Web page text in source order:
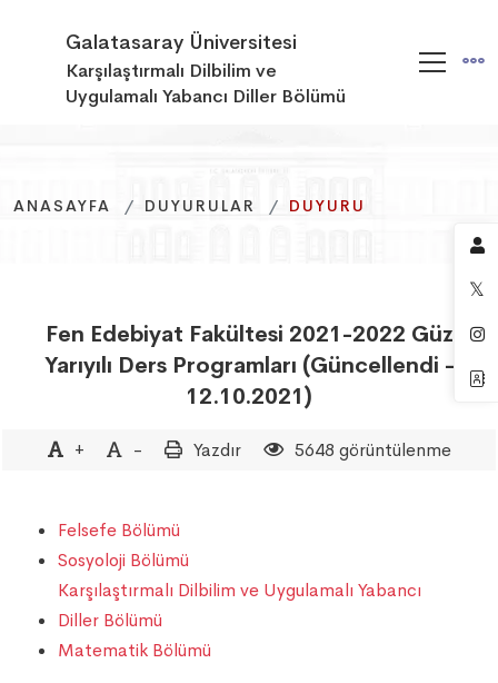
Galatasaray Üniversitesi
Karşılaştırmalı Dilbilim ve
Uygulamalı Yabancı Diller Bölümü
ANASAYFA DUYURULAR DUYURU
ANASAYFA DUYURULAR DUYURU
ANASAYFA DUYURULAR DUYURU
Fen Edebiyat Fakültesi 2021-2022 Güz
Yarıyılı Ders Programları (Güncellendi -
12.10.2021)
+ - Yazdır 5648 görüntülenme
Felsefe Bölümü
Sosyoloji Bölümü
Karşılaştırmalı Dilbilim ve Uygulamalı Yabancı
Diller Bölümü
Matematik Bölümü